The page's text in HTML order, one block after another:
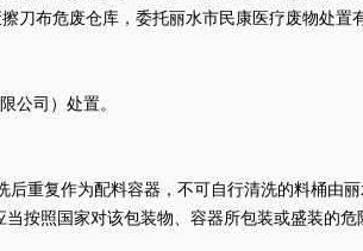
刀布危废仓库，委托丽水市民康医疗废物处置
公司）处置。
重复作为配料容器，不可自行清洗的料桶由
按照国家对该包装物、容器所包装或盛装的